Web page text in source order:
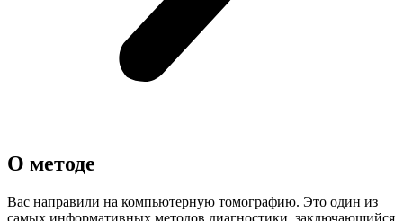
О методе
Вас направили на компьютерную томографию. Это один из
самых информативных методов диагностики, заключающийся